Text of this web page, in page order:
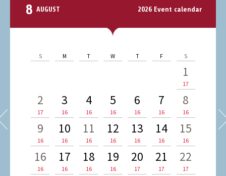
8 AUGUST 2026 Event calendar
S M T W T F S
1
17
2
17
3
16
4
16
5
16
6
16
7
16
8
16
9
16
10
16
11
16
12
16
13
16
14
16
15
16
16
16
17
16
18
16
19
16
20
17
21
17
22
17